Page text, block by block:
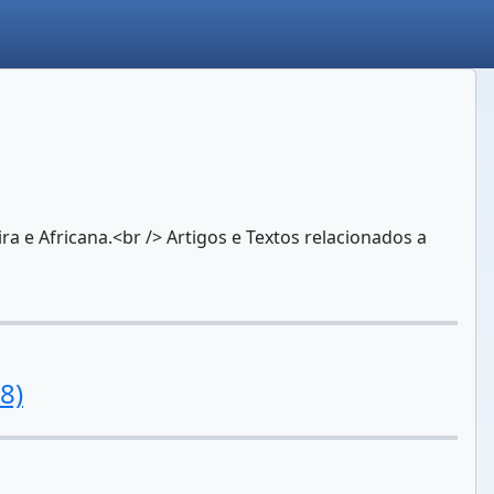
e Africana.<br /> Artigos e Textos relacionados a